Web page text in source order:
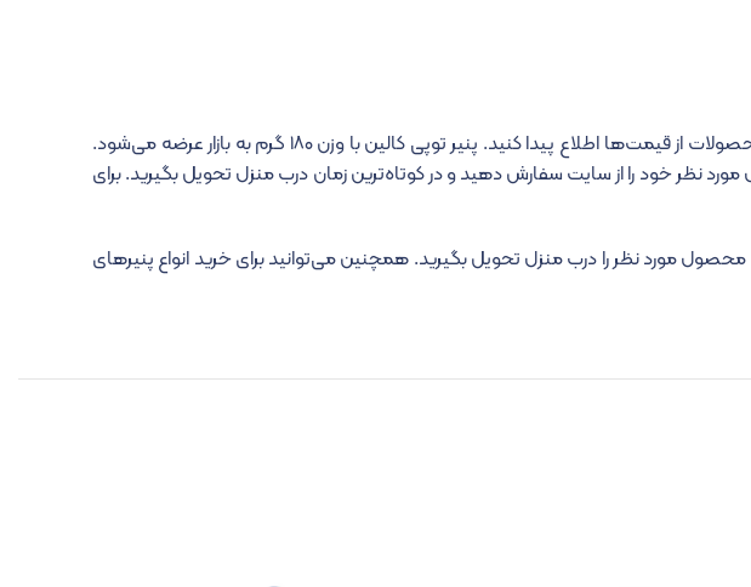
اگر قصد خرید و اطلاع از قیمت پنیر موزارلا توپی را دارید، می‌توانید با مراجعه به وبسایت کالین و از قسمت محصولات از قیمت‌ها اطلاع پیدا کنید. پنیر توپی کالین با وزن ۱۸۰ گرم به بازار عرضه می‌شود.
مورد نظر خود را از سایت سفارش دهید و در کوتاه‌ترین زمان درب منزل تحویل بگیرید. برای
مورد نظر را درب منزل تحویل بگیرید. همچنین می‌‌توانید برای خرید انواع پنیرهای